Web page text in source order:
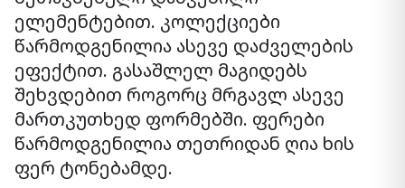
ელემენტებით. კოლექციები
წარმოდგენილია ასევე დაძველების
ეფექტით. გასაშლელ მაგიდებს
შეხვდებით როგორც მრგავლ ასევე
მართკუთხედ ფორმებში. ფერები
წარმოდგენილია თეთრიდან ღია ხის
ფერ ტონებამდე.